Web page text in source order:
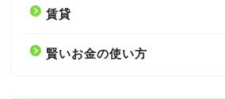
賃貸
賢いお金の使い方